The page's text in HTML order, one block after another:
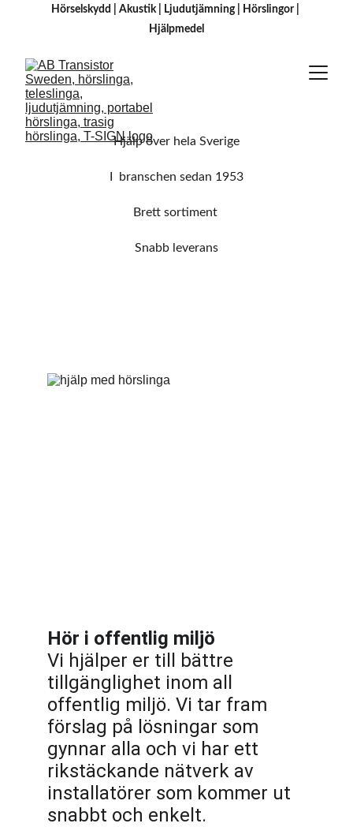
Hörselskydd Akustik | Ljudutjämning | Hörslingor |
H jälpmedel
Hjälp över hela Sverige
I  branschen sedan 1953
Snabb leverans
Brett sortiment
Hör i offentlig miljö
Vi hjälper er till bättre
tillgänglighet inom all
offentlig miljö. Vi tar fram
förslag på lösningar som
gynnar alla och vi har ett
rikstäckande nätverk av
installatörer som kommer ut
snabbt och enkelt.